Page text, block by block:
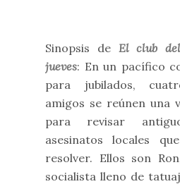
Sinopsis de El club
jueves: En un pacífico
para jubilados,
amigos se reúnen una
para revisar
asesinatos locales
resolver. Ellos son
socialista lleno de